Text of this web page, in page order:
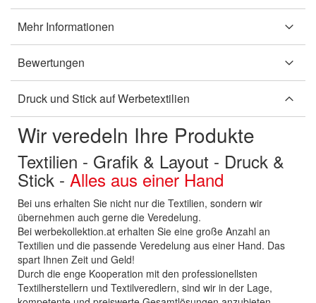
Mehr Informationen
Bewertungen
Druck und Stick auf Werbetextilien
Wir veredeln Ihre Produkte
Textilien - Grafik & Layout - Druck &
Stick - Alles aus einer Hand
Bei uns erhalten Sie nicht nur die Textilien, sondern wir
übernehmen auch gerne die Veredelung.
Bei werbekollektion.at erhalten Sie eine große Anzahl an
Textilien und die passende Veredelung aus einer Hand. Das
spart Ihnen Zeit und Geld!
Durch die enge Kooperation mit den professionellsten
Textilherstellern und Textilveredlern, sind wir in der Lage,